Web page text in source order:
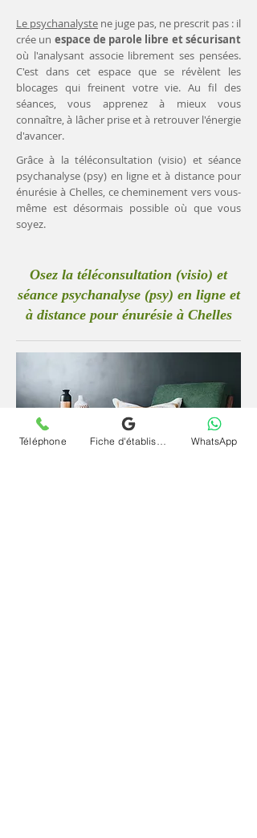
Le psychanalyste ne juge pas, ne prescrit pas : il
crée un espace de parole libre et sécurisant
où l'analysant associe librement ses pensées.
C'est dans cet espace que se révèlent les
blocages qui freinent votre vie. Au fil des
séances, vous apprenez à mieux vous
connaître, à lâcher prise et à retrouver l'énergie
d'avancer.
Grâce à la téléconsultation (visio) et séance
psychanalyse (psy) en ligne et à distance pour
énurésie à Chelles, ce cheminement vers vous-
même est désormais possible où que vous
soyez.
Osez la téléconsultation (visio) et
séance psychanalyse (psy) en ligne et
à distance pour énurésie à Chelles
Téléphone WhatsApp